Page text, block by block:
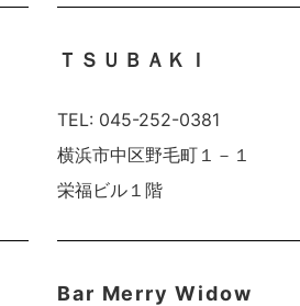
ＴＳＵＢＡＫＩ
TEL: 045-252-0381
横浜市中区野毛町１－１
栄福ビル１階
Bar Merry Widow